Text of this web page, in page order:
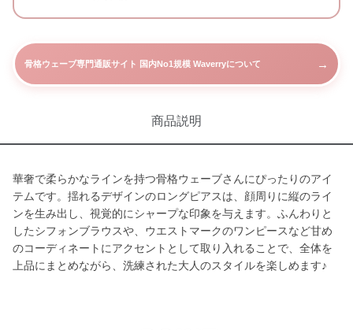
骨格ウェーブ専門通販サイト 国内No1規模 Waverryについて →
商品説明
華奢で柔らかなラインを持つ骨格ウェーブさんにぴったりのアイ
テムです。揺れるデザインのロングピアスは、顔周りに縦のライ
ンを生み出し、視覚的にシャープな印象を与えます。ふんわりと
したシフォンブラウスや、ウエストマークのワンピースなど甘め
のコーディネートにアクセントとして取り入れることで、全体を
上品にまとめながら、洗練された大人のスタイルを楽しめます♪